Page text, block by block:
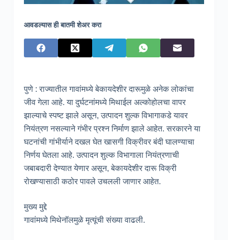
आवडल्यास ही बातमी शेअर करा
पुणे : राज्यातील गावांमध्ये बेकायदेशीर दारूमुळे अनेक लोकांचा
जीव गेला आहे. या दुर्घटनांमध्ये मिथाईल अल्कोहोलचा वापर
झाल्याचे स्पष्ट झाले असून, उत्पादन शुल्क विभागाकडे यावर
नियंत्रण नसल्याने गंभीर प्रश्न निर्माण झाले आहेत. सरकारने या
घटनांची गांभीर्याने दखल घेत खासगी विक्रीवर बंदी घालण्याचा
निर्णय घेतला आहे. उत्पादन शुल्क विभागाला नियंत्रणाची
जबाबदारी देण्यात येणार असून, बेकायदेशीर दारू विक्री
रोखण्यासाठी कठोर पावले उचलली जाणार आहेत.
मुख्य मुद्दे
गावांमध्ये मिथेनॉलमुळे मृत्यूंची संख्या वाढली.